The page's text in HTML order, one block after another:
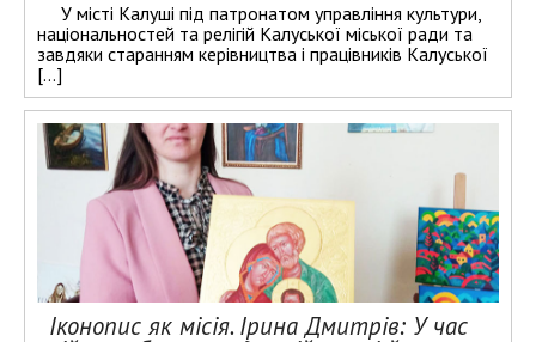
У місті Калуші під патронатом управління культури,
національностей та релігій Калуської міської ради та
завдяки старанням керівництва і працівників Калуської
[…]
Іконопис як місія. Ірина Дмитрів: У час